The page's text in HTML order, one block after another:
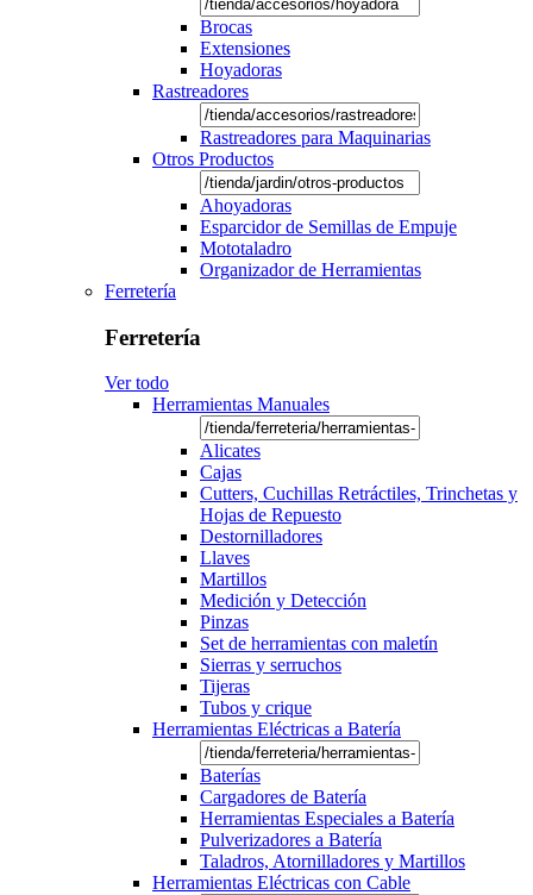
Brocas
Extensiones
Hoyadoras
Rastreadores
Rastreadores para Maquinarias
Otros Productos
Ahoyadoras
Esparcidor de Semillas de Empuje
Mototaladro
Organizador de Herramientas
Ferretería
Ferretería
Ver todo
Herramientas Manuales
Alicates
Cajas
Cutters, Cuchillas Retráctiles, Trinchetas y
Hojas de Repuesto
Destornilladores
Llaves
Martillos
Medición y Detección
Pinzas
Set de herramientas con maletín
Sierras y serruchos
Tijeras
Tubos y crique
Herramientas Eléctricas a Batería
Baterías
Cargadores de Batería
Herramientas Especiales a Batería
Pulverizadores a Batería
Taladros, Atornilladores y Martillos
Herramientas Eléctricas con Cable